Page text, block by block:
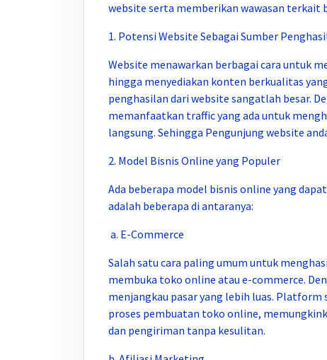
website serta memberikan wawasan terkait
1. Potensi Website Sebagai Sumber
Website menawarkan berbagai cara untuk
hingga menyediakan konten berkualitas
penghasilan dari website sangatlah besar.
memanfaatkan traffic yang ada untuk
langsung. Sehingga Pengunjung website
2. Model Bisnis Online yang Populer
Ada beberapa model bisnis online yang
adalah beberapa di antaranya:
a. E-Commerce
Salah satu cara paling umum untuk
membuka toko online atau e-commerce.
menjangkau pasar yang lebih luas.
proses pembuatan toko online,
dan pengiriman tanpa kesulitan.